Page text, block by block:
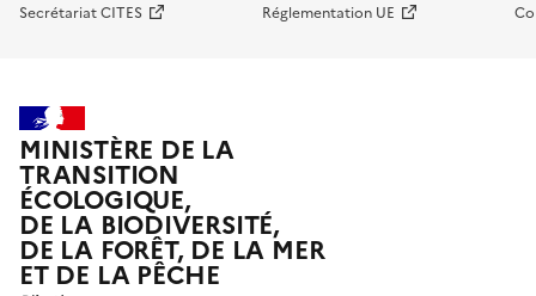
Secrétariat CITES Réglementation UE
MINISTÈRE DE LA
TRANSITION
ÉCOLOGIQUE,
DE LA BIODIVERSITÉ,
DE LA FORÊT, DE LA MER
ET DE LA PÊCHE